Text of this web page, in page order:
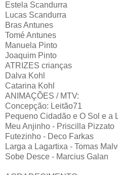
Estela Scandurra
Lucas Scandurra
Bras Antunes
Tomé Antunes
Manuela Pinto
Joaquim Pinto
ATRIZES crianças
Dalva Kohl
Catarina Kohl
ANIMAÇÕES / MTV:
Concepção: Leitão71
Pequeno Cidadão e O Sol e a
Meu Anjinho - Priscilla Pizzato
Futezinho - Deco Farkas
Larga a Lagartixa - Tomas
Sobe Desce - Marcius Galan